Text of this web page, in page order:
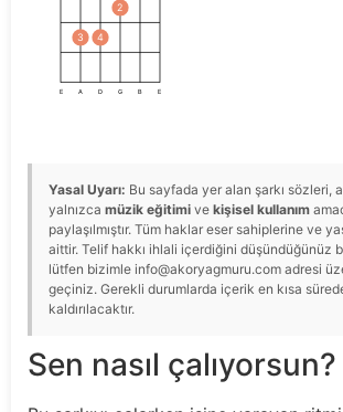
3 4
2
E A D G B E
Yasal Uyarı: Bu sayfada yer alan şarkı sözleri,
yalnızca müzik eğitimi ve kişisel kullanım
paylaşılmıştır. Tüm haklar eser sahiplerine ve
aittir. Telif hakkı ihlali içerdiğini düşündüğünüz
lütfen bizimle info@akoryagmuru.com adresi
geçiniz. Gerekli durumlarda içerik en kısa
kaldırılacaktır.
Sen nasıl çalıyorsun?